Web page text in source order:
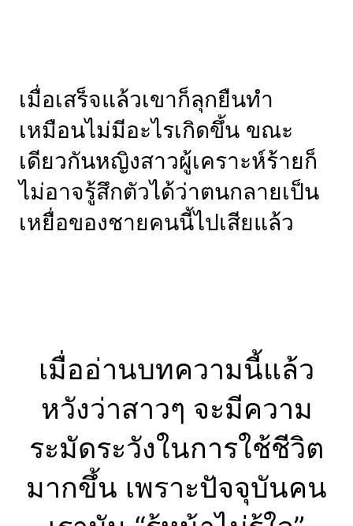
เมื่อเสร็จแล้วเขาก็ลุกยืนทำ
เหมือนไม่มีอะไรเกิดขึ้น ขณะ
เดียวกันหญิงสาวผู้เคราะห์ร้ายก็
ไม่อาจรู้สึกตัวได้ว่าตนกลายเป็น
เหยื่อของชายคนนี้ไปเสียแล้ว
เมื่ออ่านบทความนี้แล้ว
หวังว่าสาวๆ จะมีความ
ระมัดระวังในการใช้ชีวิต
มากขึ้น เพราะปัจจุบันคน